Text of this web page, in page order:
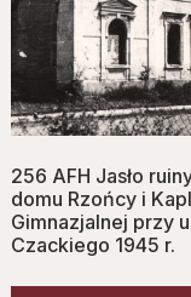
256 AFH Jasło
domu Rzońcy i
Gimnazjalnej przy
Czackiego 1945 r.